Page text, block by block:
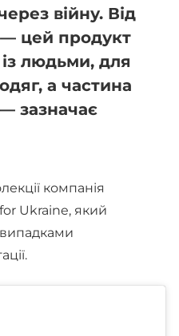
війну. Від
— цей продукт
людьми, для
а частина
зазначає
компанія
Ukraine, який